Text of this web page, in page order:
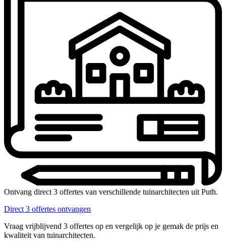
Ontvang direct 3 offertes van verschillende tuinarchitecten uit Puth.
Direct 3 offertes ontvangen
Vraag vrijblijvend 3 offertes op en vergelijk op je gemak de prijs en
kwaliteit van tuinarchitecten.